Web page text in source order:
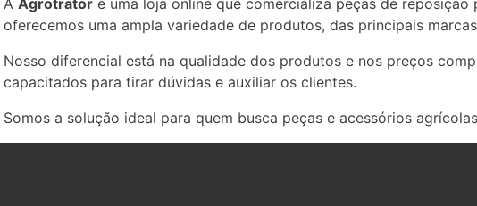
A Agrotrator é uma loja online que comercializa peças de
oferecemos uma ampla variedade de produtos, das principais
Nosso diferencial está na qualidade dos produtos e nos preços
capacitados para tirar dúvidas e auxiliar os clientes.
Somos a solução ideal para quem busca peças e acessórios